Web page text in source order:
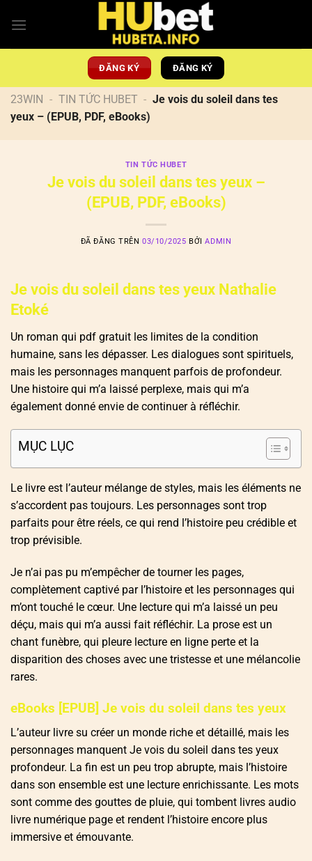
đến
ĐĂNG KÝ ĐĂNG KÝ
23WIN - TIN TỨC HUBET - Je vois du soleil dans tes
yeux – (EPUB, PDF, eBooks)
TIN TỨC HUBET
Je vois du soleil dans tes yeux –
(EPUB, PDF, eBooks)
ĐÃ ĐĂNG TRÊN03/10/2025 BỞIADMIN
Je vois du soleil dans tes yeux Nathalie
Etoké
Un roman qui pdf gratuit les limites de la condition
humaine, sans les dépasser. Les dialogues sont spirituels,
mais les personnages manquent parfois de profondeur.
Une histoire qui m’a laissé perplexe, mais qui m’a
également donné envie de continuer à réfléchir.
MỤC LỤC
Le livre est l’auteur mélange de styles, mais les éléments ne
s’accordent pas toujours. Les personnages sont trop
parfaits pour être réels, ce qui rend l’histoire peu crédible et
trop prévisible.
Je n’ai pas pu m’empêcher de tourner les pages,
complètement captivé par l’histoire et les personnages qui
m’ont touché le cœur. Une lecture qui m’a laissé un peu
déçu, mais qui m’a aussi fait réfléchir. La prose est un
chant funèbre, qui pleure lecture en ligne perte et la
disparition des choses avec une tristesse et une mélancolie
rares.
eBooks [EPUB] Je vois du soleil dans tes yeux
L’auteur livre su créer un monde riche et détaillé, mais les
personnages manquent Je vois du soleil dans tes yeux
profondeur. La fin est un peu trop abrupte, mais l’histoire
dans son ensemble est une lecture enrichissante. Les mots
sont comme des gouttes de pluie, qui tombent livres audio
livre numérique page et rendent l’histoire encore plus
immersive et émouvante.